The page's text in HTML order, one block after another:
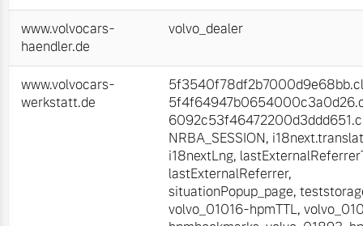
www.volvocars-
haendler.de
volvo_dealer
www.volvocars-
werkstatt.de
NRBA_SESSION,
i18nextLng,
lastExternalReferrer,
situationPopup_page,
volvo_01016-hpmTTL,